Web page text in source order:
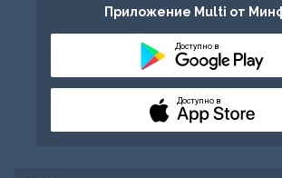
Приложение Multi от
Доступно в
Доступно в